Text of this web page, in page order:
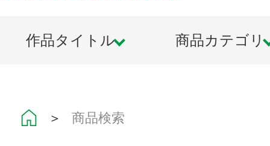
作品タイトル 商品カテゴリ
＞ 商品検索